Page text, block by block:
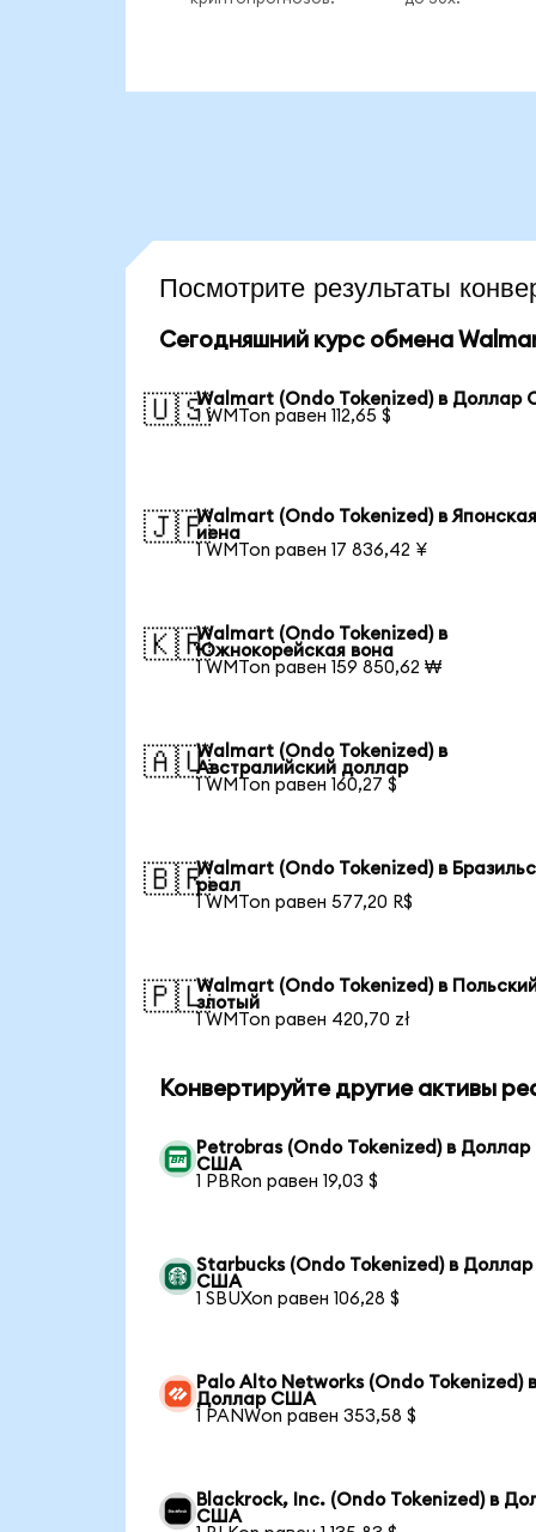
Посмотрите результаты
Сегодняшний курс обмена
🇺🇸Walmart (Ondo Tokenized) в Доллар
1 WMTon равен 112,65 $
🇯🇵Walmart (Ondo Tokenized) в
иена
1 WMTon равен 17 836,42 ¥
🇰🇷Walmart (Ondo Tokenized) в
Южнокорейская вона
1 WMTon равен 159 850,62 ₩
🇦🇺Walmart (Ondo Tokenized) в
Австралийский доллар
1 WMTon равен 160,27 $
🇧🇷Walmart (Ondo Tokenized) в
реал
1 WMTon равен 577,20 R$
🇵🇱Walmart (Ondo Tokenized) в
злотый
1 WMTon равен 420,70 zł
Конвертируйте другие активы
Petrobras (Ondo Tokenized) в Доллар
США
1 PBRon равен 19,03 $
Starbucks (Ondo Tokenized) в Доллар
США
1 SBUXon равен 106,28 $
Palo Alto Networks (Ondo Tokenized)
Доллар США
1 PANWon равен 353,58 $
Blackrock, Inc. (Ondo Tokenized) в
США